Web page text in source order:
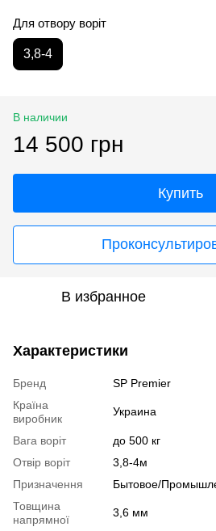
Для отвору воріт
3,8-4
В наличии
14 500 грн
Купить
В избранное
Характеристики
Бренд
SP Premier
Країна
виробник
Украина
Вага воріт
до 500 кг
Отвір воріт
3,8-4м
Призначення
Бытовое/
Товщина
напрямної
3,6 мм